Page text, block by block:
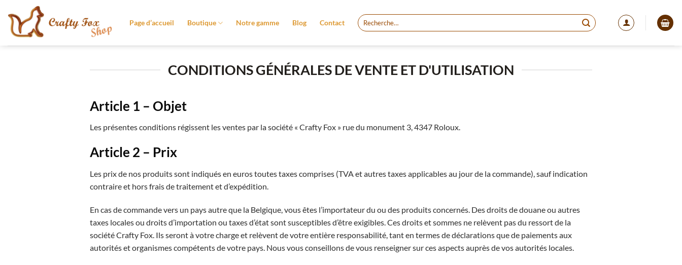
contenu
Page d’accueil Boutique Notre gamme Blog Contact
Recherche
pour :
CONDITIONS GÉNÉRALES DE VENTE ET D'UTILISATION
Article 1 – Objet
Les présentes conditions régissent les ventes par la société « Crafty Fox » rue du monument 3, 4347 Roloux.
Article 2 – Prix
Les prix de nos produits sont indiqués en euros toutes taxes comprises (TVA et autres taxes applicables au jour de la commande), sauf indication
contraire et hors frais de traitement et d’expédition.
En cas de commande vers un pays autre que la Belgique, vous êtes l’importateur du ou des produits concernés. Des droits de douane ou autres
taxes locales ou droits d’importation ou taxes d’état sont susceptibles d’être exigibles. Ces droits et sommes ne relèvent pas du ressort de la
société Crafty Fox. Ils seront à votre charge et relèvent de votre entière responsabilité, tant en termes de déclarations que de paiements aux
autorités et organismes compétents de votre pays. Nous vous conseillons de vous renseigner sur ces aspects auprès de vos autorités locales.